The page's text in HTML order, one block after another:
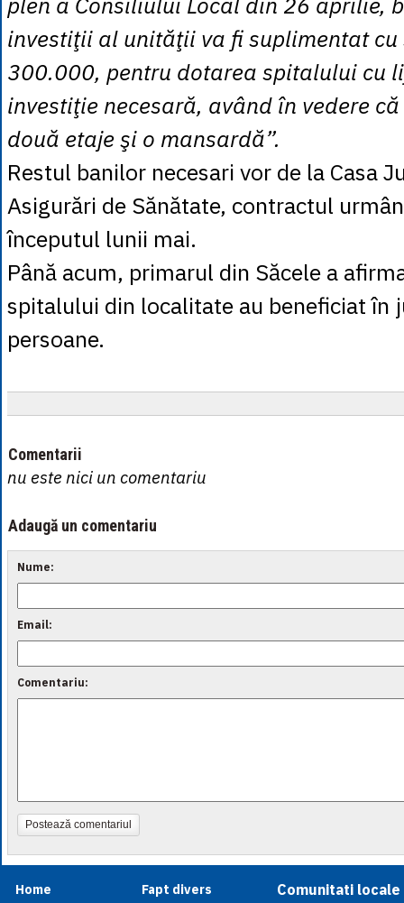
investiţii al unităţii va fi suplimentat cu
300.000, pentru dotarea spitalului cu
investiţie necesară, având în vedere
două etaje şi o mansardă”.
Restul banilor necesari vor de la Casa
Asigurări de Sănătate, contractul
începutul lunii mai.
Până acum, primarul din Săcele a
spitalului din localitate au beneficiat în
persoane.
Comentarii
nu este nici un comentariu
Adaugă un comentariu
Nume:
Email:
Comentariu:
Postează comentariul
Home
Fapt divers
Comunitati locale